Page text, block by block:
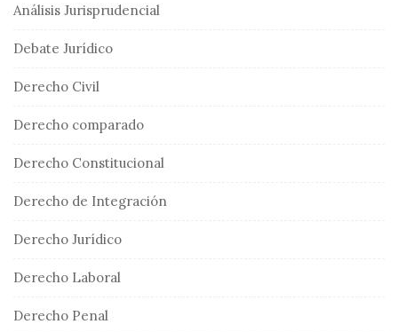
Análisis Jurisprudencial
Debate Jurídico
Derecho Civil
Derecho comparado
Derecho Constitucional
Derecho de Integración
Derecho Jurídico
Derecho Laboral
Derecho Penal